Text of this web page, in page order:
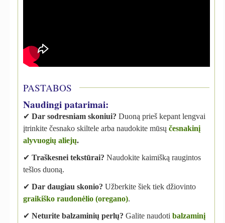
PASTABOS
Naudingi patarimai:
✔ Dar sodresniam skoniui? Duoną prieš kepant lengvai
įtrinkite česnako skiltele arba naudokite mūsų česnakinį
alyvuogių aliejų.
✔ Traškesnei tekstūrai? Naudokite kaimišką raugintos
tešlos duoną.
✔ Dar daugiau skonio? Užberkite šiek tiek džiovinto
graikiško raudonėlio (oregano).
✔ Neturite balzaminių perlų? Galite naudoti balzaminį